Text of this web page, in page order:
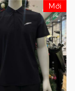
Mới